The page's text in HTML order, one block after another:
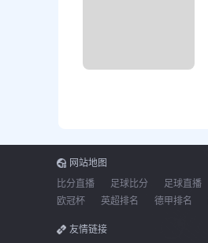
网站地图
比分直播
足球比分 足球直播
欧冠杯
英超排名 德甲排名
友情链接